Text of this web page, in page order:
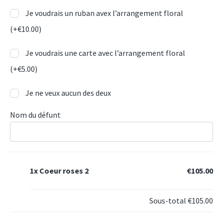
Je voudrais un ruban avex l’arrangement floral
(+€10.00)
Je voudrais une carte avec l’arrangement floral
(+€5.00)
Je ne veux aucun des deux
Nom du défunt
1x Coeur roses 2 €105.00
Sous-total €105.00